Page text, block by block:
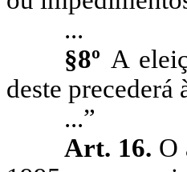
...
§8º A
deste precederá
...”
Art. 16. O